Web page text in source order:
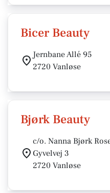
Bicer Beauty
Jernbane Allé 95
2720 Vanløse
Bjørk Beauty
c/o. Nanna Bjørk
Gyvelvej 3
2720 Vanløse